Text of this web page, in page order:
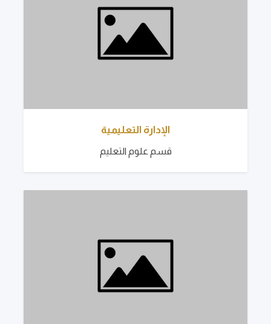
الإدارة التعليمية
قسم علوم التعليم